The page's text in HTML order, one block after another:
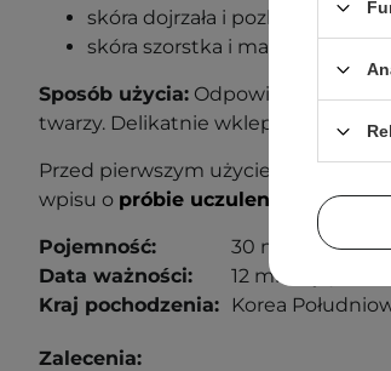
skóra dojrzała i pozbawiona
skóra szorstka i matowa.
Sposób użycia: Odpowiednią ilość
twarzy. Delikatnie wklep opuszkami
Przed pierwszym użyciem wykonaj
wpisu o próbie uczuleniowej, aby
Pojemność:
30 ml
Data ważności:
12 miesięcy od
Kraj pochodzenia:
Korea
Zalecenia: